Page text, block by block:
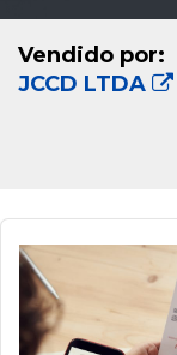
Vendido por:
JCCD LTDA